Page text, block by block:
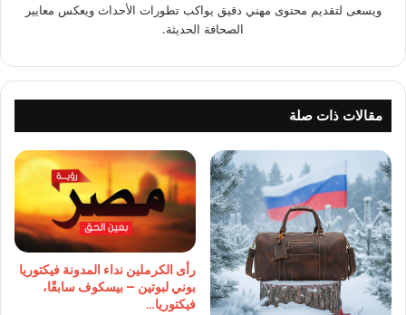
ويسعى لتقديم محتوى مهني دقيق يواكب تطورات الأحداث ويعكس معايير
الصحافة الحديثة.
مقالات ذات صلة
رأى الكرملين نداء المدونة فيكتوريا
بوني لبوتين – بيسكوف سابقًا،
فيكتوريا…